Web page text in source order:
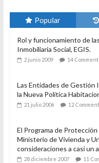
Popular
Rol y funcionamiento de
Inmobiliaria Social, EGIS.
2 junio 2009 14
Las Entidades de Gestión
la Nueva Política
21 julio 2006 12
El Programa de
Ministerio de Vivienda y
consideraciones a casi un
28 diciembre 2007 11